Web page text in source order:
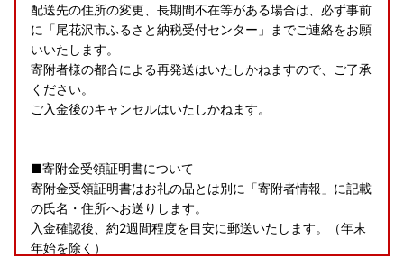
配送先の住所の変更、長期間不在等がある場合は、必ず事前
に「尾花沢市ふるさと納税受付センター」までご連絡をお願
いいたします。
寄附者様の都合による再発送はいたしかねますので、ご了承
ください。
ご入金後のキャンセルはいたしかねます。
■寄附金受領証明書について
寄附金受領証明書はお礼の品とは別に「寄附者情報」に記載
の氏名・住所へお送りします。
入金確認後、約2週間程度を目安に郵送いたします。（年末
年始を除く）